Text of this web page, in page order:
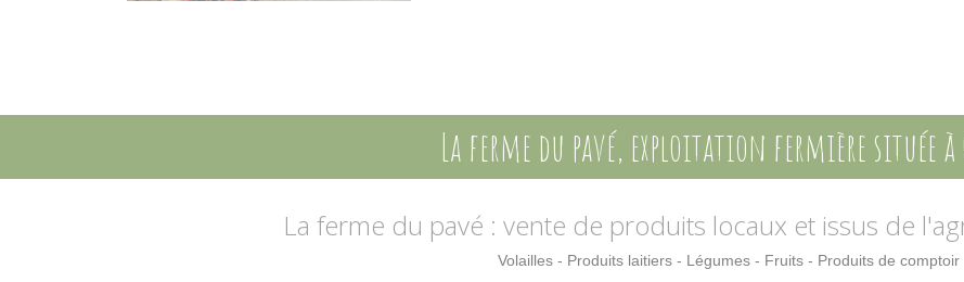
La ferme du pavé, exploitation fermière située à
La ferme du pavé : vente de produits locaux et issus de
Volailles - Produits laitiers - Légumes - Fruits - Produits de comptoir